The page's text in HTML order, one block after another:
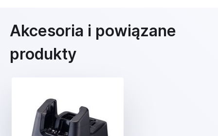
Akcesoria i powiązane
produkty